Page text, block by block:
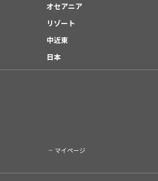
オセアニア
リゾート
中近東
日本
マイページ